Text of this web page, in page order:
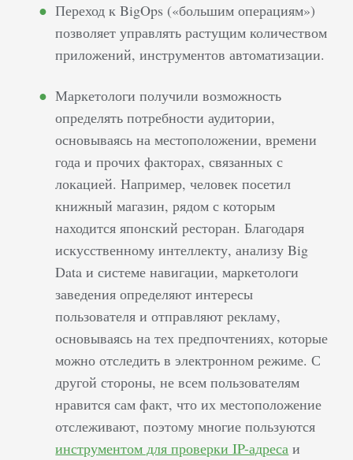
владельцев любого
бизнеса, особенно если
их бизнес связан с
Переход к BigOps («большим операциям»)
позволяет управлять растущим количеством
приложений, инструментов автоматизации.
Маркетологи получили возможность
определять потребности аудитории,
основываясь на местоположении, времени
года и прочих факторах, связанных с
локацией. Например, человек посетил
книжный магазин, рядом с которым
находится японский ресторан. Благодаря
искусственному интеллекту, анализу Big
Data и системе навигации, маркетологи
заведения определяют интересы
пользователя и отправляют рекламу,
основываясь на тех предпочтениях, которые
можно отследить в электронном режиме. С
другой стороны, не всем пользователям
нравится сам факт, что их местоположение
отслеживают, поэтому многие пользуются
инструментом для проверки IP-адреса и